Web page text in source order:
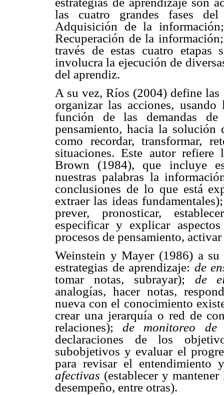
las cuatro grandes fases
Adquisición de la
Recuperación de la
través de estas cuatro etapas
involucra la ejecución de
del aprendiz.
A su vez, Ríos (2004) define
organizar las acciones, usando
función de las demandas
pensamiento, hacia la solución
como recordar, transformar,
situaciones. Este autor
Brown (1984), que incluye
nuestras palabras la
conclusiones de lo que está
extraer las ideas
prever, pronosticar,
especificar y explicar
procesos de pensamiento,
Weinstein y Mayer (1986) a
estrategias de aprendizaje: de
tomar notas, subrayar); de
analogías, hacer notas,
nueva con el conocimiento
crear una jerarquía o red de
relaciones);de monitoreo
declaraciones de los
subobjetivos y evaluar el
para revisar el entendimiento
afectivas (establecer y
desempeño, entre otras).